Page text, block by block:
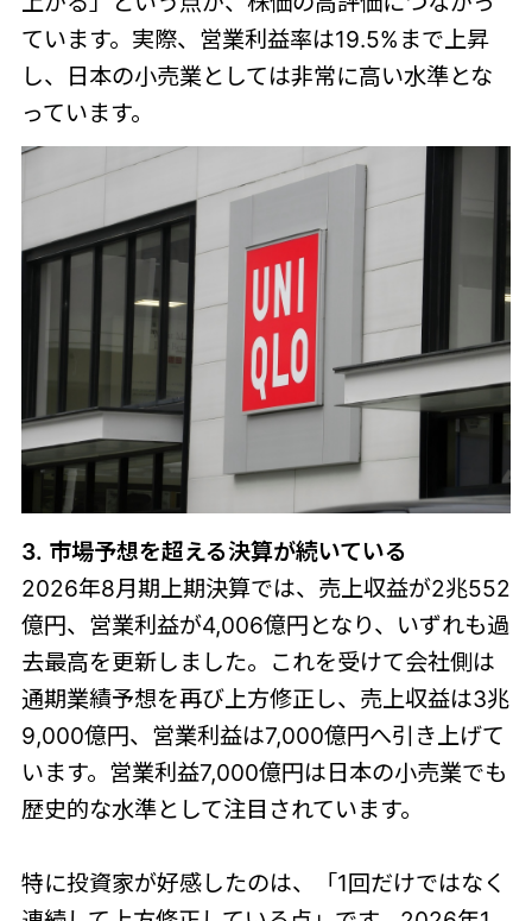
ています。実際、営業利益率は19.5%まで上昇
し、日本の小売業としては非常に高い水準とな
っています。
3. 市場予想を超える決算が続いている
2026年8月期上期決算では、売上収益が2兆552
億円、営業利益が4,006億円となり、いずれも過
去最高を更新しました。これを受けて会社側は
通期業績予想を再び上方修正し、売上収益は3兆
9,000億円、営業利益は7,000億円へ引き上げて
います。営業利益7,000億円は日本の小売業でも
歴史的な水準として注目されています。
特に投資家が好感したのは、「1回だけではなく